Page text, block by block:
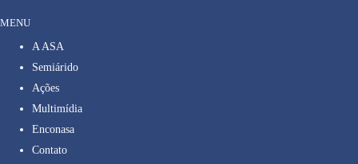
MENU
A ASA
Semiárido
Ações
Multimídia
Enconasa
Contato